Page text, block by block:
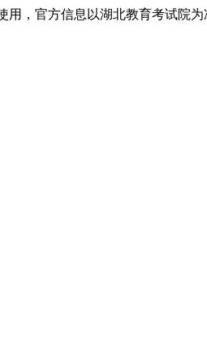
用，官方信息以湖北教育考试院为